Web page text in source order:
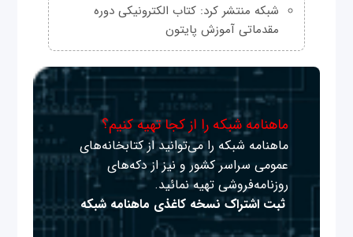
شبکه منتشر کرد: کتاب الکترونیکی دوره
مقدماتی آموزش پایتون
ماهنامه شبکه را از کجا تهیه کنیم؟
ماهنامه شبکه را می‌توانید از کتابخانه‌های
عمومی سراسر کشور و نیز از دکه‌های
روزنامه‌فروشی تهیه نمائید.
ثبت اشتراک نسخه کاغذی ماهنامه شبکه